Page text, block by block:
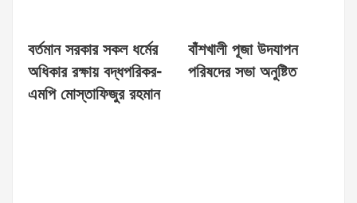
বর্তমান সরকার সকল ধর্মের
অধিকার রক্ষায় বদ্ধপরিকর-
এমপি মোস্তাফিজুর রহমান
বাঁশখালী পূজা উদযাপন
পরিষদের সভা অনুষ্টিত